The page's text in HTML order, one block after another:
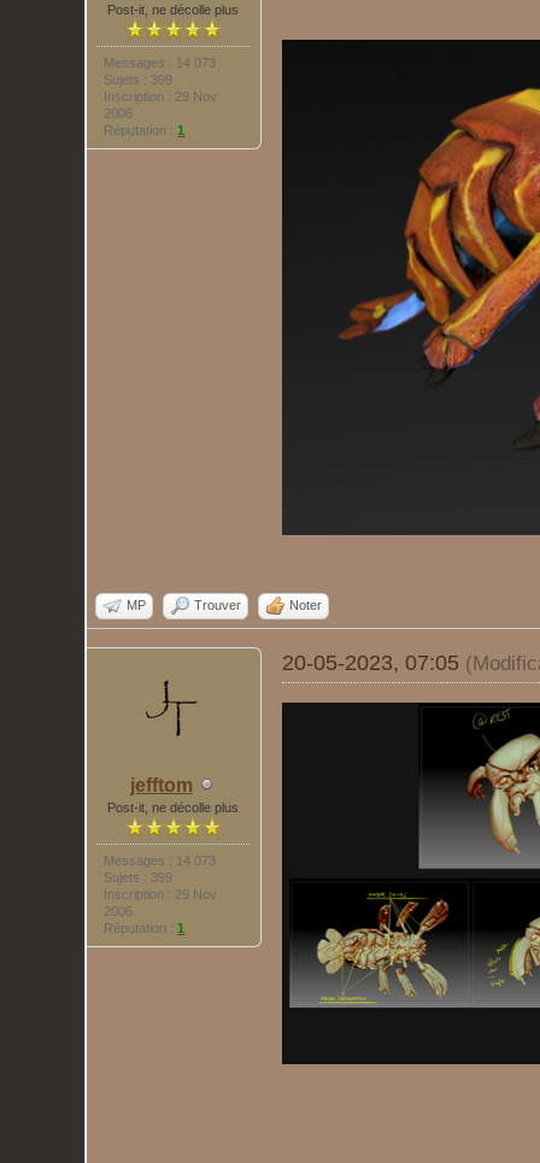
Post-it, ne décolle plus
Messages : 14 073
Sujets : 399
Inscription : 29 Nov
2006
Réputation :1
MP Trouver Noter
jefftom
Post-it, ne décolle plus
Messages : 14 073
Sujets : 399
Inscription : 29 Nov
2006
Réputation :1
20-05-2023, 07:05